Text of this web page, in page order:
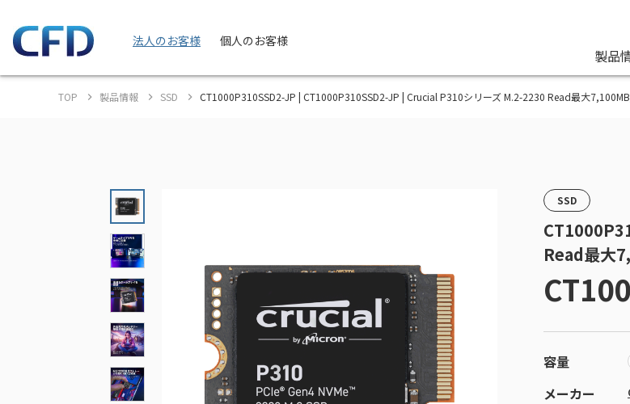
法人のお客様 個人のお客様
製品
TOP 製品情報 SSD CT1000P310SSD2-JP | CT1000P310SSD2-JP | Crucial P310シリーズ M.2-2230 Read最大
SSD
Read最大
容量
メーカー